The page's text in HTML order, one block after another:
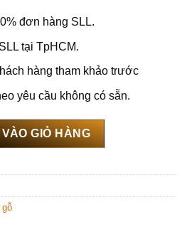
đơn hàng SLL.
tại TpHCM.
hàng tham khảo trước
yêu cầu không có sẵn.
sắt ốp gỗ - GMSC01 số lượng
GIỎ HÀNG